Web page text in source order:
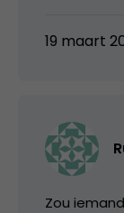
19 maart
Zou